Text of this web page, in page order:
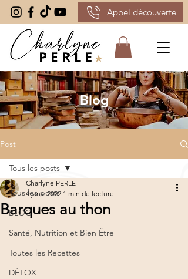
Appel découverte
Blog
Post
Tous les posts
BLOG
Santé, Nutrition et Bien Être
Toutes les Recettes
DÉTOX
Tous les posts
Barques au thon
Charlyne PERLE
4 janv. 2022 1 min de lecture